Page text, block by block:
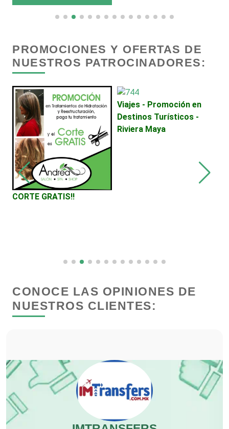
Cajas de Ahorro
Camiones para Fletes
Cancelería de Aluminio
Capacitación
Centros de Espectáculos
Centros Turísticos
PROMOCIONES Y OFERTAS DE
NUESTROS PATROCINADORES:
CORTE GRATIS!!
Viajes - Promoción en
Destinos Turísticos -
Riviera Maya
CONOCE LAS OPINIONES DE
NUESTROS CLIENTES: